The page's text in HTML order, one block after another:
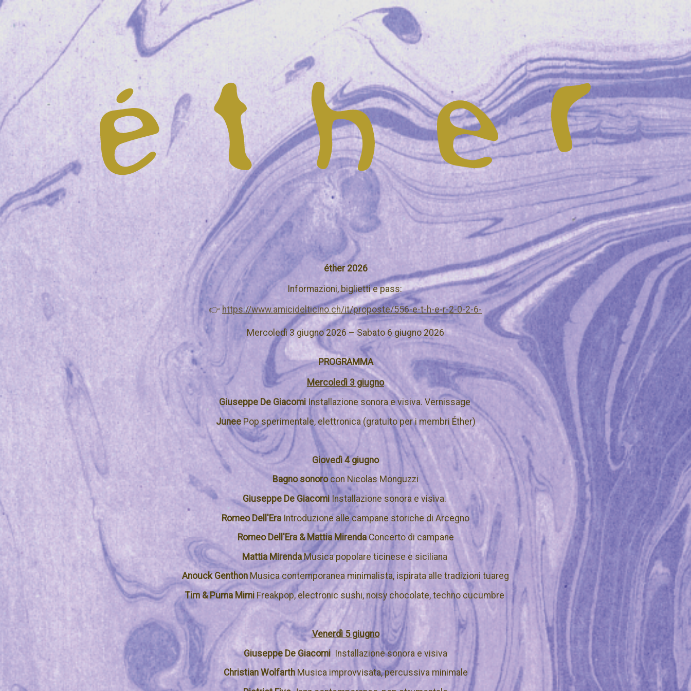
éther 2026
Informazioni, biglietti e pass:
👉 https://www.amicidelticino.ch/it/proposte/556-e-t-h-e-r-2-0-2-6-
Mercoledì 3 giugno 2026 – Sabato 6 giugno 2026
PROGRAMMA
Mercoledì 3 giugno
Giuseppe De Giacomi Installazione sonora e visiva. Vernissage
Junee Pop sperimentale, elettronica (gratuito per i membri Éther)
Giovedì 4 giugno
Bagno sonorocon Nicolas Monguzzi
Giuseppe De Giacomi Installazione sonora e visiva.
Romeo Dell'Era Introduzione alle campane storiche di Arcegno
Romeo Dell'Era & Mattia MirendaConcerto di campane
Mattia Mirenda Musica popolare ticinese e siciliana
Anouck Genthon Musica contemporanea minimalista, ispirata alle tradizioni tuareg
Tim & Puma Mimi Freakpop, electronic sushi, noisy chocolate, techno cucumbre
Venerdì 5 giugno
Giuseppe De Giacomi Installazione sonora e visiva
Christian Wolfarth Musica improvvisata, percussiva minimale